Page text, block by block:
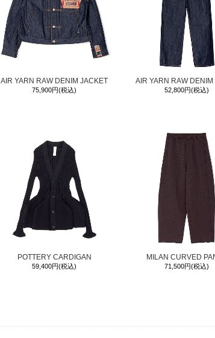
AIR YARN RAW DENIM JACKET
75,900円(税込)
AIR YARN RAW DENIM
52,800円(税込)
POTTERY CARDIGAN
59,400円(税込)
MILAN CURVED
71,500円(税込)